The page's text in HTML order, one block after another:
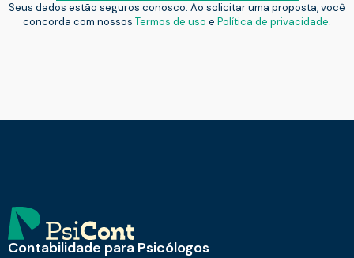
Seus dados estão seguros conosco. Ao solicitar uma proposta, você
concorda com nossos Termos de uso e Política de privacidade.
Contabilidade para Psicólogos